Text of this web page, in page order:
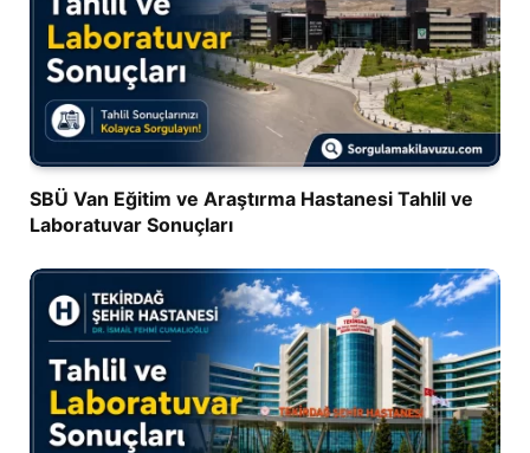
SBÜ Van Eğitim ve Araştırma Hastanesi Tahlil ve
Laboratuvar Sonuçları